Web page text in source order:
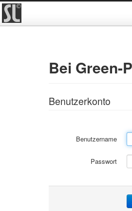
Bei Green-
Benutzerkonto
Benutzername
Passwort